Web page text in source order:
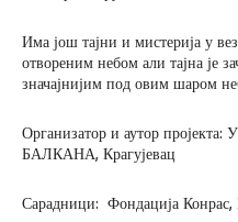
Има још тајни и мистерија у
отвореним небом али тајна је
значајнијим под овим шаром
Организатор и аутор
БАЛКАНА, Крагујевац
Сарадници: Фондација Конрас,